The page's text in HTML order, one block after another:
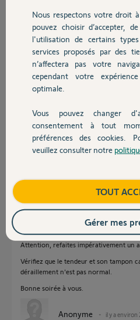
Chauffage
Autres produits
Devis avec un pro
Contact
vous svp m'expliquer comment ?
Merci d'avance.
Cordialement
Merci,
Laurent B.
Participer au
C'est comme une chaine à vélo, il faut
de l'autre.
Donc, détendez le tendeur coté porte
coté porte.
Attention, refaites impérativement un
Vérifiez que le tendeur et son tampon
déraillement n'est pas normal.
Bonne soirée à vous.
Anonyme il y a environ
Nous respectons votre droit
pouvez choisir d’accepter,
l'utilisation de certains
services proposés par des
n’affectera pas votre
cependant votre
optimale.
Vous pouvez changer
consentement à tout
préférences des cookies.
veuillez consulter notre
TOUT
Gérer mes